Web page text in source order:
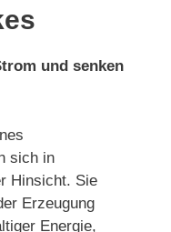
und senken
sich in
Hinsicht. Sie
Erzeugung
Energie,